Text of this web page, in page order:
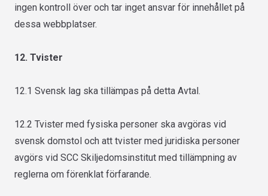
ingen kontroll över och tar inget ansvar för innehållet på
dessa webbplatser.
12. Tvister
12.1 Svensk lag ska tillämpas på detta Avtal.
12.2 Tvister med fysiska personer ska avgöras vid
svensk domstol och att tvister med juridiska personer
avgörs vid SCC Skiljedomsinstitut med tillämpning av
reglerna om förenklat förfarande.